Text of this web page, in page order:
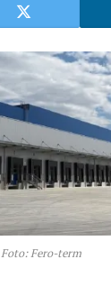
Foto: Fero-term